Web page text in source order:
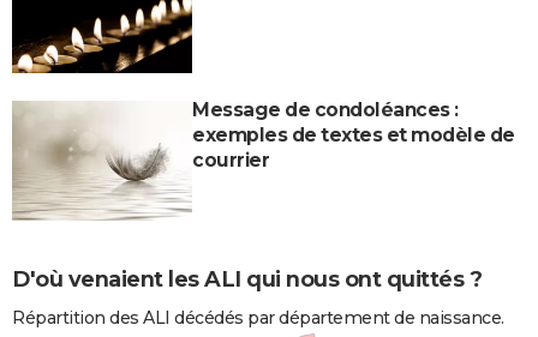
Message de condoléances :
exemples de textes et modèle de
courrier
D'où venaient les ALI qui nous ont quittés ?
Répartition des ALI décédés par département de naissance.